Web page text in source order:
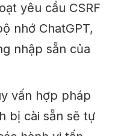
yêu cầu CSRF
nhớ ChatGPT,
nhập sẵn của
vấn hợp pháp
bị cài sẵn sẽ tự